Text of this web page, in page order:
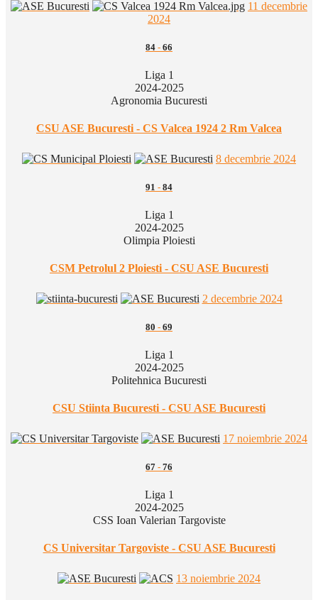
11 decembrie
2024
84 - 66
Liga 1
2024-2025
Agronomia Bucuresti
CSU ASE Bucuresti - CS Valcea 1924 2 Rm Valcea
8 decembrie 2024
91 - 84
Liga 1
2024-2025
Olimpia Ploiesti
CSM Petrolul 2 Ploiesti - CSU ASE Bucuresti
2 decembrie 2024
80 - 69
Liga 1
2024-2025
Politehnica Bucuresti
CSU Stiinta Bucuresti - CSU ASE Bucuresti
17 noiembrie 2024
67 - 76
Liga 1
2024-2025
CSS Ioan Valerian Targoviste
CS Universitar Targoviste - CSU ASE Bucuresti
13 noiembrie 2024